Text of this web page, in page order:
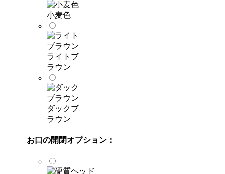
小麦色
ライトブ
ラウン
ダックブ
ラウン
お口の開閉オプション：